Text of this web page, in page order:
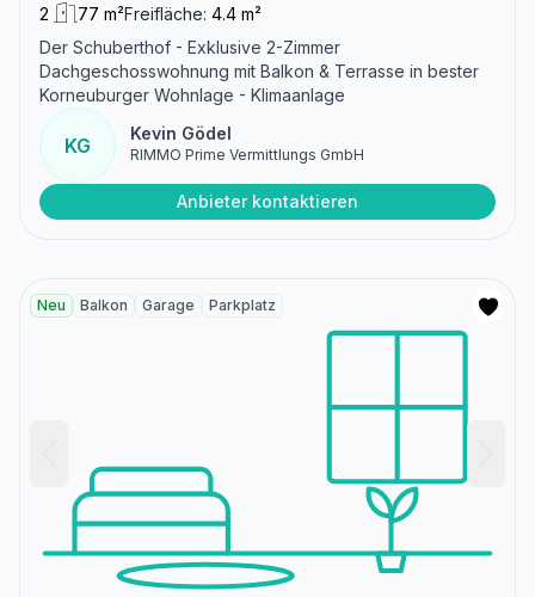
2 77 m²Freifläche: 4.4 m²
Der Schuberthof - Exklusive 2-Zimmer
Dachgeschosswohnung mit Balkon & Terrasse in bester
Korneuburger Wohnlage - Klimaanlage
KG
Kevin Gödel
RIMMO Prime Vermittlungs GmbH
Anbieter kontaktieren
Neu Balkon Garage Parkplatz